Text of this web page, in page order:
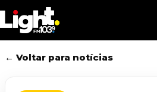
to
main
content
← Voltar para notícias